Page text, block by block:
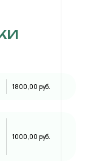
1800,00 руб.
1000,00 руб.